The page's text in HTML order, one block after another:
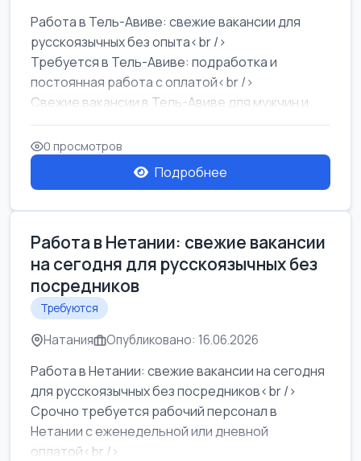
Работа в Тель-Авиве: свежие вакансии для
русскоязычных без опыта<br />
Требуется в Тель-Авиве: подработка и
постоянная работа с оплатой<br />
Свежие вакансии в Тель-Авиве для мужчин и
женщин от хозя...
0 просмотров
Подробнее
Работа в Нетании: свежие вакансии
на сегодня для русскоязычных без
посредников
Требуются
Натания Опубликовано: 16.06.2026
Работа в Нетании: свежие вакансии на сегодня
для русскоязычных без посредников<br />
Срочно требуется рабочий персонал в
Нетании с еженедельной или дневной
оплатой<br />